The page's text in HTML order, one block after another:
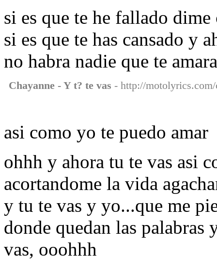
si es que te he fallado
si es que te has cansado y
no habra nadie que te amara
Chayanne - Y t? te vas - http://
asi como yo te puedo amar
ohhh y ahora tu te vas asi
acortandome la vida
y tu te vas y yo...que me
donde quedan las palabras
vas, ooohhh